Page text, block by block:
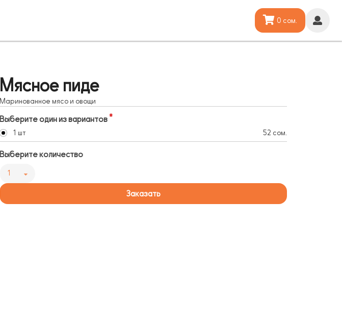
0 сом.
Мясное пиде
Маринованное мясо и овощи
Выберите один из вариантов
1 шт 52 сом.
Выберите количество
1
Заказать